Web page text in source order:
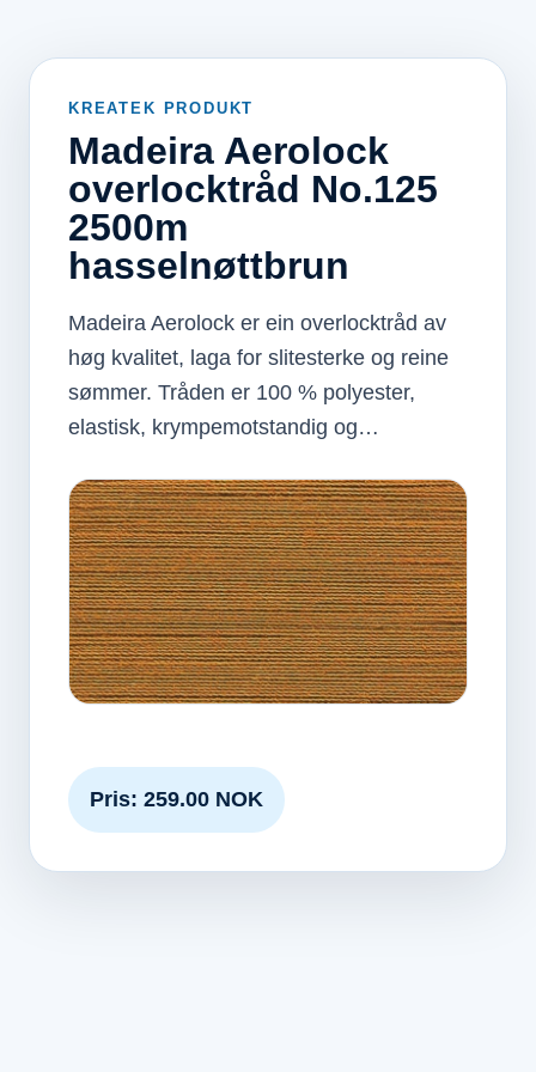
KREATEK PRODUKT
Madeira Aerolock
overlocktråd No.125
2500m
hasselnøttbrun
Madeira Aerolock er ein overlocktråd av
høg kvalitet, laga for slitesterke og reine
sømmer. Tråden er 100 % polyester,
elastisk, krympemotstandig og…
Pris: 259.00 NOK